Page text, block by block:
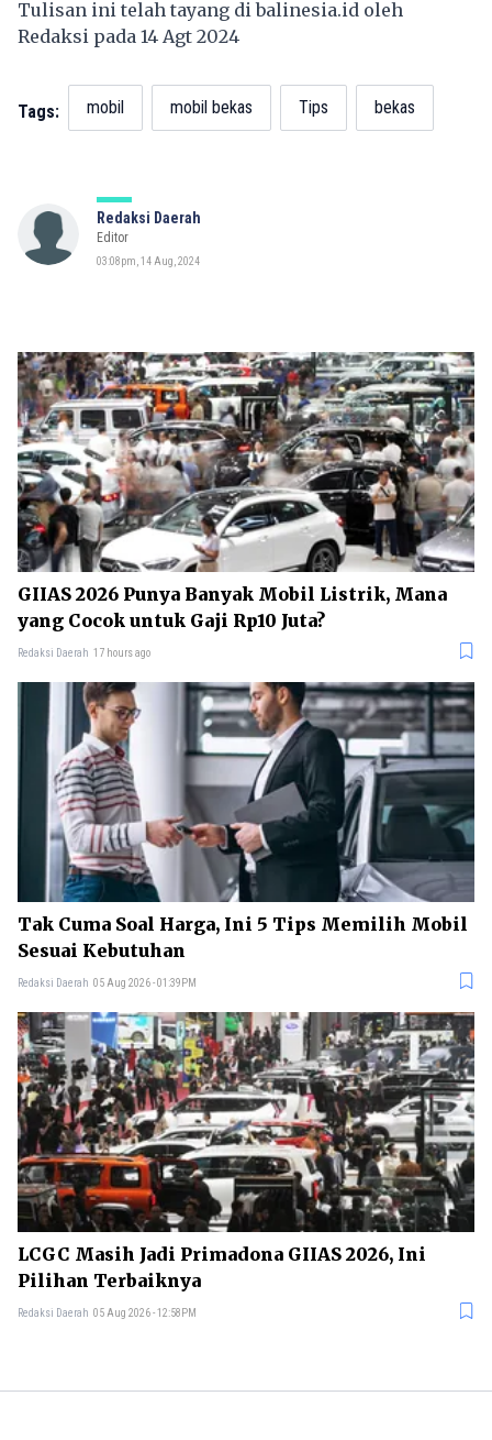
Tulisan ini telah tayang dibalinesia.id oleh
Redaksi pada 14 Agt 2024
Tags: mobil mobil bekas Tips bekas
Redaksi Daerah
Editor
03:08pm, 14 Aug, 2024
GIIAS 2026 Punya Banyak Mobil Listrik, Mana
yang Cocok untuk Gaji Rp10 Juta?
Redaksi Daerah 17 hours ago
Tak Cuma Soal Harga, Ini 5 Tips Memilih Mobil
Sesuai Kebutuhan
Redaksi Daerah 05 Aug 2026 - 01:39PM
LCGC Masih Jadi Primadona GIIAS 2026, Ini
Pilihan Terbaiknya
Redaksi Daerah 05 Aug 2026 - 12:58PM